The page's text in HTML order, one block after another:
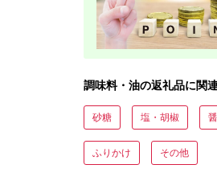
調味料・油の返礼品に関
砂糖 塩・胡椒
ふりかけ その他